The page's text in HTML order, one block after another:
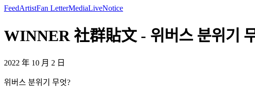
FeedArtistFan LetterMediaLiveNotice
WINNER 社群貼文 - 위버스 분위기
2022 年 10 月 2 日
위버스 분위기 무엇?